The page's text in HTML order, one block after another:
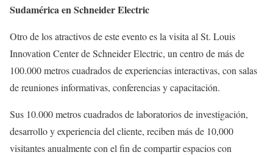
Sudamérica en Schneider Electric
Otro de los atractivos de este evento es la visita al St. Louis
Innovation Center de Schneider Electric, un centro de más de
100.000 metros cuadrados de experiencias interactivas, con salas
de reuniones informativas, conferencias y capacitación.
Sus 10.000 metros cuadrados de laboratorios de investigación,
desarrollo y experiencia del cliente, reciben más de 10,000
visitantes anualmente con el fin de compartir espacios con